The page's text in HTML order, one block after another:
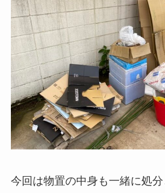
今回は物置の中身も一緒に処